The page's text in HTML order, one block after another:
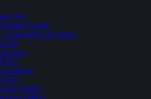
CNC
(Caged)
Expectativa de vendas
ES
(ICF)
(PEIC)